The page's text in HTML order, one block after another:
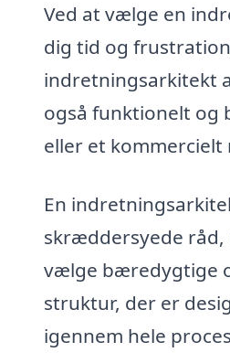
Ved at vælge en
dig tid og
indretningsarkitekt
også funktionelt og
eller et
En
skræddersyede råd,
vælge bæredygtige
struktur, der er
igennem hele